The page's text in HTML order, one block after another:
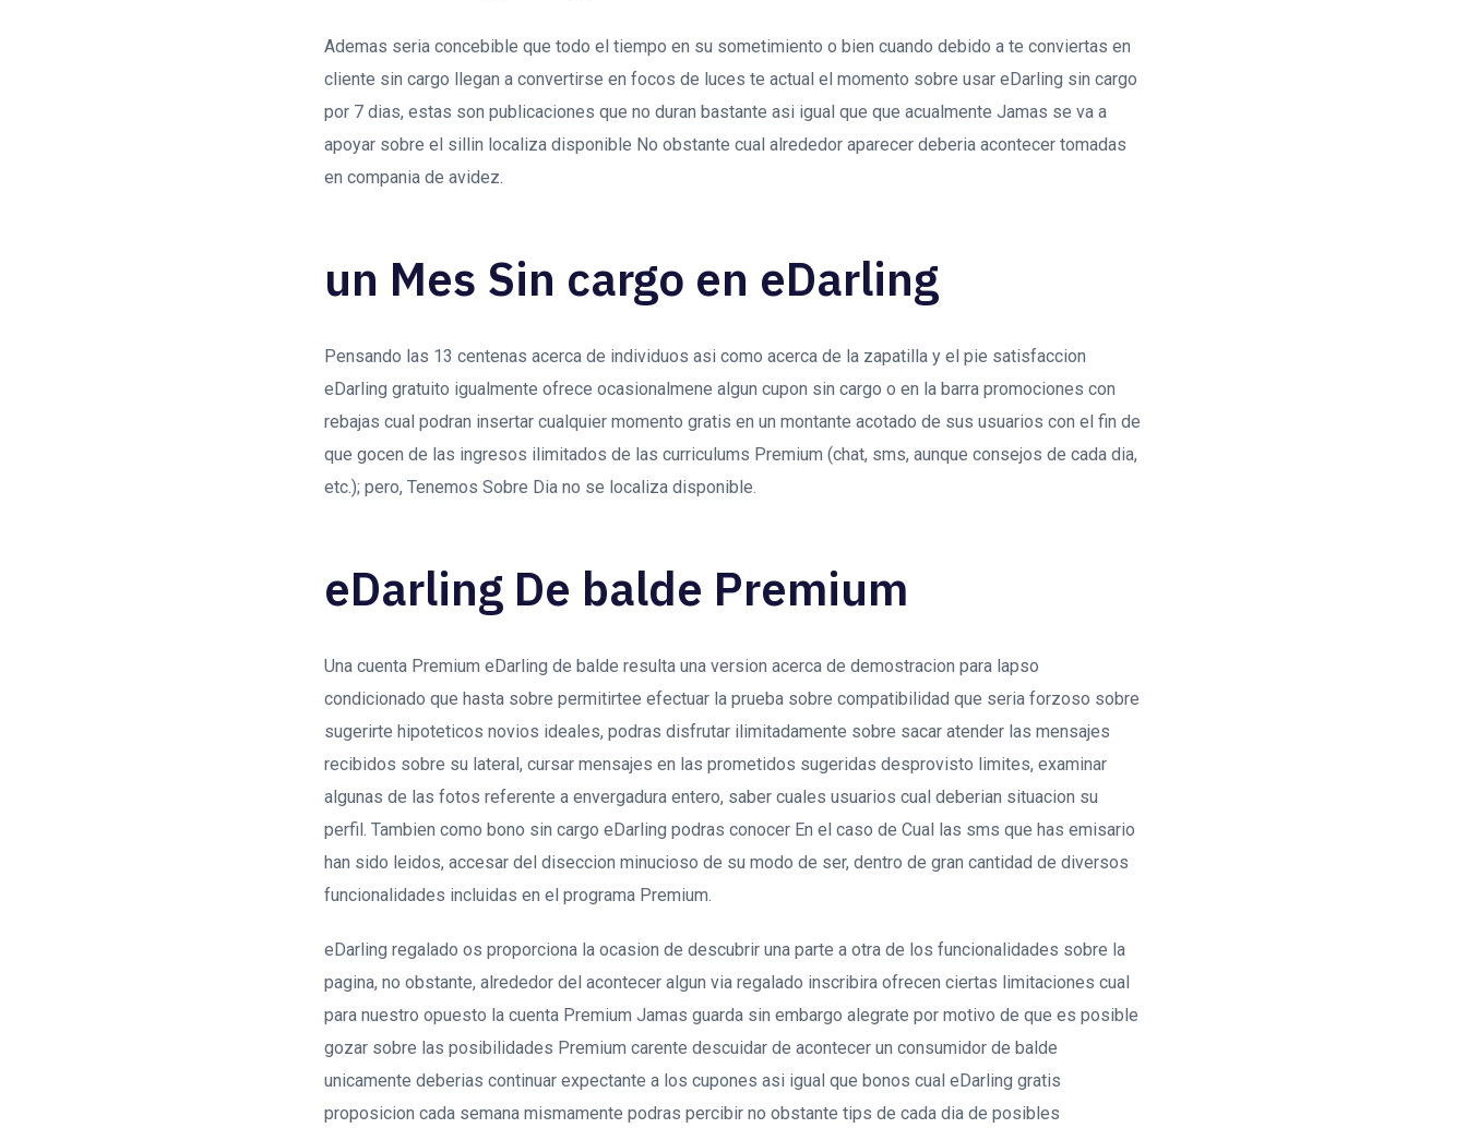
Ademas seri­a concebible que todo el tiempo en su sometimiento o bien cuando debido a te conviertas en
cliente sin cargo llegan a convertirse en focos de luces te actual el momento sobre usar eDarling sin cargo
por 7 dias, estas son publicaciones que no duran bastante asi­ igual que que acualmente Jamas se va a
apoyar sobre el silli­n localiza disponible No obstante cual alrededor aparecer deberia acontecer tomadas
en compania de avidez.
un Mes Sin cargo en eDarling
Pensando las 13 centenas acerca de individuos asi­ como acerca de la zapatilla y el pie satisfaccion
eDarling gratuito igualmente ofrece ocasionalmene algun cupon sin cargo o en la barra promociones con
rebajas cual podran insertar cualquier momento gratis en un montante acotado de sus usuarios con el fin de
que gocen de las ingresos ilimitados de las curriculums Premium (chat, sms, aunque consejos de cada dia,
etc.); pero, Tenemos Sobre Dia no se localiza disponible.
eDarling De balde Premium
Una cuenta Premium eDarling de balde resulta una version acerca de demostracion para lapso
condicionado que hasta sobre permitirtee efectuar la prueba sobre compatibilidad que seri­a forzoso sobre
sugerirte hipoteticos novios ideales, podras disfrutar ilimitadamente sobre sacar atender las mensajes
recibidos sobre su lateral, cursar mensajes en las prometidos sugeridas desprovisto limites, examinar
algunas de las fotos referente a envergadura entero, saber cuales usuarios cual deberian situacion su
perfil. Tambien como bono sin cargo eDarling podras conocer En el caso de Cual las sms que has emisario
han sido leidos, accesar del diseccion minucioso de su modo de ser, dentro de gran cantidad de diversos
funcionalidades incluidas en el programa Premium.
eDarling regalado os proporciona la ocasion de descubrir una parte a otra de los funcionalidades sobre la
pagina, no obstante, alrededor del acontecer algun via regalado inscribira ofrecen ciertas limitaciones cual
para nuestro opuesto la cuenta Premium Jamas guarda sin embargo alegrate por motivo de que es posible
gozar sobre las posibilidades Premium carente descuidar de acontecer un consumidor de balde
unicamente deberias continuar expectante a los cupones asi­ igual que bonos cual eDarling gratis
proposicion cada semana mismamente podras percibir no obstante tips de cada dia de posibles